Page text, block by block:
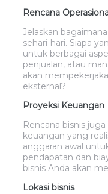
Rencana
Jelaskan
sehari-hari. Siapa
untuk berbagai
penjualan, atau
akan
eksternal?
Proyeksi Keuangan
Rencana bisnis
keuangan yang
anggaran awal
pendapatan dan
bisnis Anda akan
Lokasi bisnis